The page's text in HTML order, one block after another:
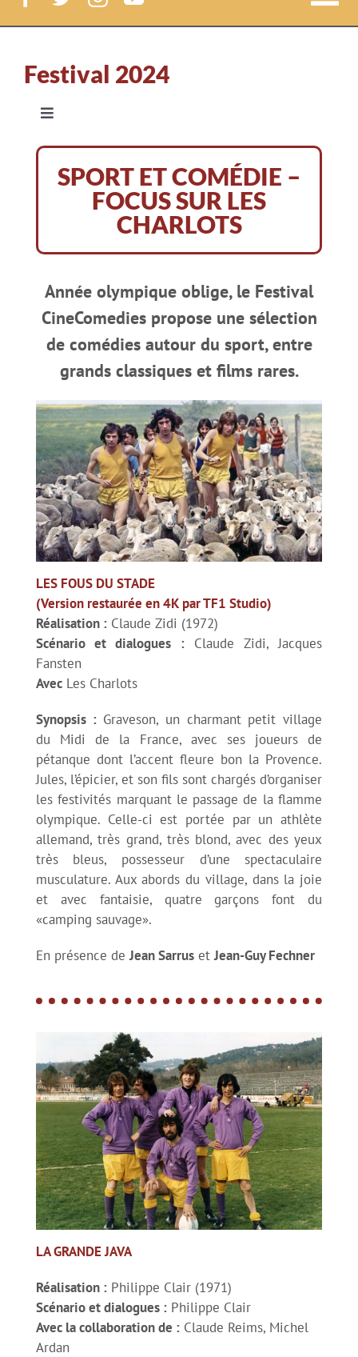
Le Festival
Le Lab
Label CineComedies
Festival 2024
Navigation
bascule
Le programme jour par jour
Les avant-premières
Prix CineComedies – Pierre Richard
Sport et comédie – Les Charlots
Sport et comédie – Le Vélo de Ghislain Lambert
Les burlesques font du sport
Séances anniversaire
Hommage à Marcel Pagnol – Le Schpountz
Séance plein air – The Blues Brothers
Séance spéciale en version restaurée
Rencontre avec David Merveille
Compétition de court-métrages
Infos pratiques
Venir au festival – Info transports
SPORT ET COMÉDIE –
FOCUS SUR LES
CHARLOTS
Année olympique oblige, le Festival
CineComedies propose une sélection
de comédies autour du sport, entre
grands classiques et films rares.
LES FOUS DU STADE
(Version restaurée en 4K par TF1 Studio)
Réalisation :Claude Zidi (1972)
Scénario et dialogues :Claude Zidi, Jacques
Fansten
AvecLes Charlots
Synopsis :Graveson, un charmant petit village
du Midi de la France, avec ses joueurs de
pétanque dont l’accent fleure bon la Provence.
Jules, l’épicier, et son fils sont chargés d’organiser
les festivités marquant le passage de la flamme
olympique. Celle-ci est portée par un athlète
allemand, très grand, très blond, avec des yeux
très bleus, possesseur d’une spectaculaire
musculature. Aux abords du village, dans la joie
et avec fantaisie, quatre garçons font du
«camping sauvage».
En présence deJean SarrusetJean-Guy Fechner
LA GRANDE JAVA
Réalisation :Philippe Clair (1971)
Scénario et dialogues :Philippe Clair
Avec la collaboration de :Claude Reims, Michel
Ardan